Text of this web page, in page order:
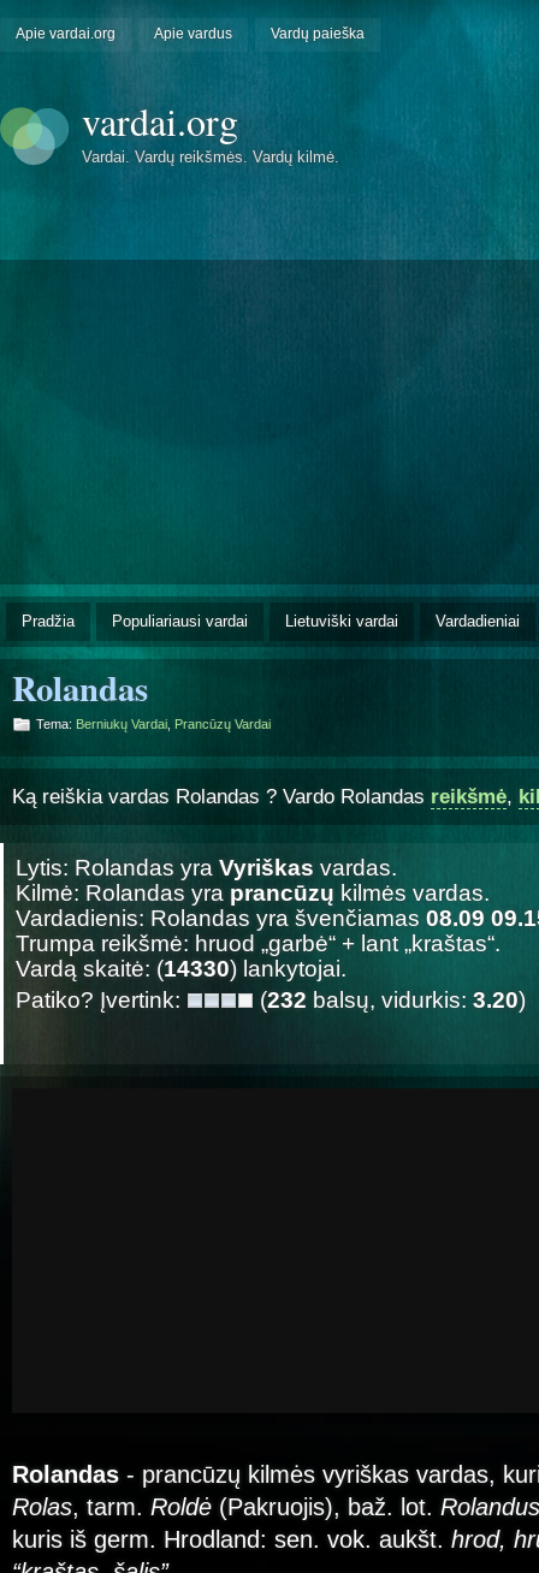
Apie vardai.org Apie vardus Vardų paieška
vardai.org
Vardai. Vardų reikšmės. Vardų kilmė.
Pradžia Populiariausi vardai Lietuviški vardai Vardadieniai
Rolandas
Tema: Berniukų Vardai Prancūzų Vardai
Ką reiškia vardas Rolandas ? Vardo Rolandas reikšmė,
Lytis: Rolandas yra Vyriškas vardas.
Kilmė: Rolandas yra prancūzų kilmės vardas.
Vardadienis: Rolandas yra švenčiamas 08.09
Trumpa reikšmė: hruod „garbė“ + lant „kraštas“.
Vardą skaitė: (14330) lankytojai.
Patiko? Įvertink:
(232 balsų, vidurkis: 3.20)
Rolandas - prancūzų kilmės vyriškas vardas,
Rolas, tarm. Roldė (Pakruojis), baž. lot. Rolandus
kuris iš germ. Hrodland: sen. vok. aukšt. hrod,